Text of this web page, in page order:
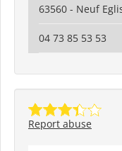
63560 - Neuf
04 73 85 53 53
Report abuse